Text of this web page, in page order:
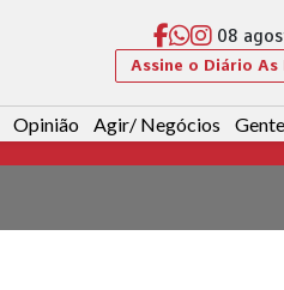
08
Assine o Diário As
Opinião Agir/ Negócios Gente